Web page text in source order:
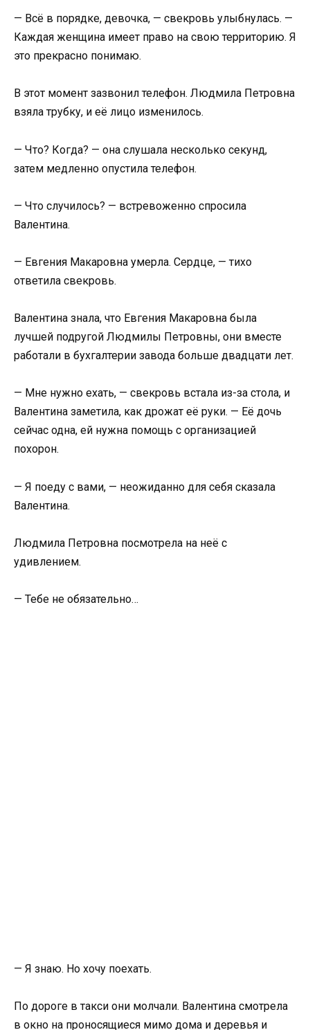
— Всё в порядке, девочка, — свекровь улыбнулась. —
Каждая женщина имеет право на свою территорию. Я
это прекрасно понимаю.
В этот момент зазвонил телефон. Людмила Петровна
взяла трубку, и её лицо изменилось.
— Что? Когда? — она слушала несколько секунд,
затем медленно опустила телефон.
— Что случилось? — встревоженно спросила
Валентина.
— Евгения Макаровна умерла. Сердце, — тихо
ответила свекровь.
Валентина знала, что Евгения Макаровна была
лучшей подругой Людмилы Петровны, они вместе
работали в бухгалтерии завода больше двадцати лет.
— Мне нужно ехать, — свекровь встала из-за стола, и
Валентина заметила, как дрожат её руки. — Её дочь
сейчас одна, ей нужна помощь с организацией
похорон.
— Я поеду с вами, — неожиданно для себя сказала
Валентина.
Людмила Петровна посмотрела на неё с
удивлением.
— Тебе не обязательно…
— Я знаю. Но хочу поехать.
По дороге в такси они молчали. Валентина смотрела
в окно на проносящиеся мимо дома и деревья и